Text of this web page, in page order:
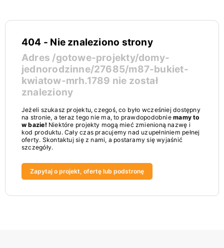
404 - Nie znaleziono strony
Adres /gotowe-projekty/domy-
jednorodzinne/27685/m87-bukiet-
kwiatow-mrh.1789 nie został
znaleziony
Jeżeli szukasz projektu, czegoś, co było wcześniej dostępny
na stronie, a teraz tego nie ma, to prawdopodobniemamy to
w bazie! Niektóre projekty mogą mieć zmienioną nazwę i
kod produktu. Cały czas pracujemy nad uzupełniniem pełnej
oferty. Skontaktuj się z nami, a postaramy się wyjaśnić
szczegóły.
Zapytaj o projekt, ofertę lub podstronę